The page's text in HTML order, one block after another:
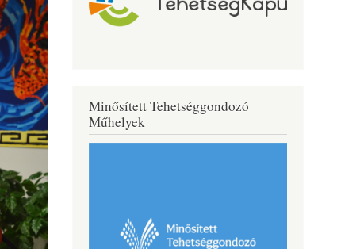
Minősített Tehetséggondozó
Műhelyek